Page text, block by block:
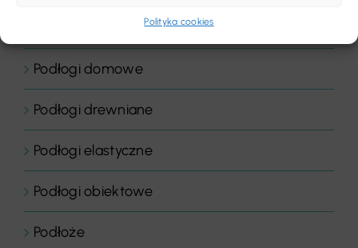
Polityka cookies
Podłogi domowe
Podłogi drewniane
Podłogi elastyczne
Podłogi obiektowe
Podłoże